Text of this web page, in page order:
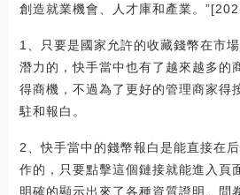
創造就業機會、人才庫和產業。
1、只要是國家允許的收藏錢幣在市
潛力的，快手當中也有了越來越多的
得商機，不過為了更好的管理商家得
駐和報白。
2、快手當中的錢幣報白是能直接在
作的，只要點擊這個鏈接就能進入頁
明確的顯示出來了各種資質證明、問